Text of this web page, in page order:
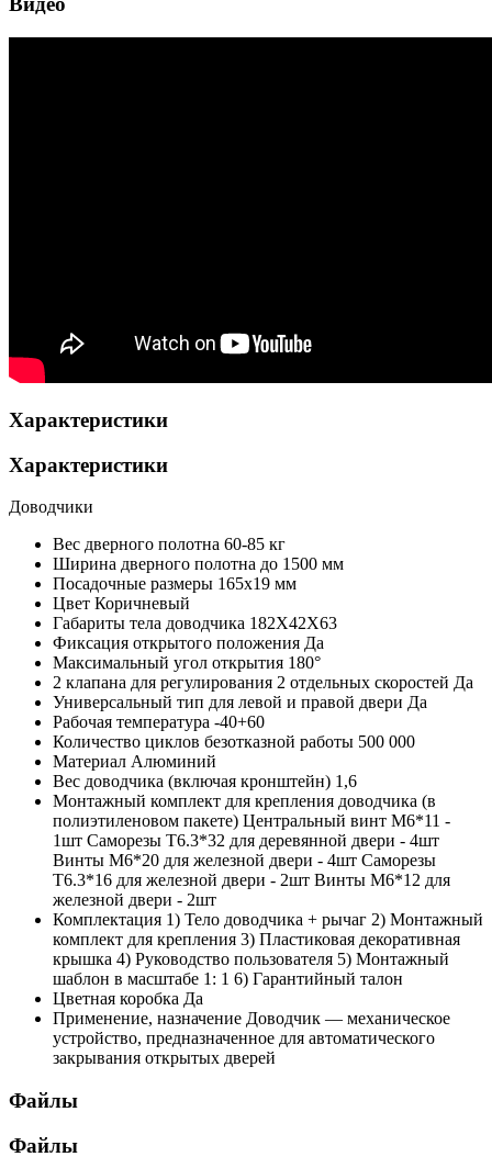
Характеристики
Характеристики
Доводчики
Вес дверного полотна 60-85 кг
Ширина дверного полотна до 1500 мм
Посадочные размеры 165х19 мм
Цвет Коричневый
Габариты тела доводчика 182X42X63
Фиксация открытого положения Да
Максимальный угол открытия 180°
2 клапана для регулирования 2 отдельных скоростей Да
Универсальный тип для левой и правой двери Да
Рабочая температура -40+60
Количество циклов безотказной работы 500 000
Материал Алюминий
Вес доводчика (включая кронштейн) 1,6
Монтажный комплект для крепления доводчика (в
полиэтиленовом пакете) Центральный винт M6*11 -
1шт Саморезы T6.3*32 для деревянной двери - 4шт
Винты M6*20 для железной двери - 4шт Саморезы
T6.3*16 для железной двери - 2шт Винты M6*12 для
железной двери - 2шт
Комплектация 1) Тело доводчика + рычаг 2) Монтажный
комплект для крепления 3) Пластиковая декоративная
крышка 4) Руководство пользователя 5) Монтажный
шаблон в масштабе 1: 1 6) Гарантийный талон
Цветная коробка Да
Применение, назначение Доводчик — механическое
устройство, предназначенное для автоматического
закрывания открытых дверей
Файлы
Файлы